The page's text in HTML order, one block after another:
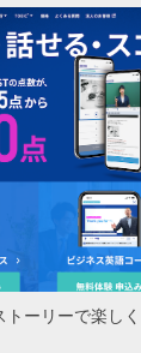
トーリーで楽し